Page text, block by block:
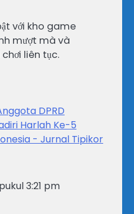
với kho game
mượt mà và
liên tục.
DPRD
Harlah Ke-5
- Jurnal Tipikor
3:21 pm